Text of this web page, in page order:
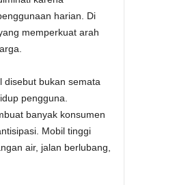
harian. Di
memperkuat arah
disebut bukan semata
pengguna.
banyak konsumen
Mobil tinggi
air, jalan berlubang,